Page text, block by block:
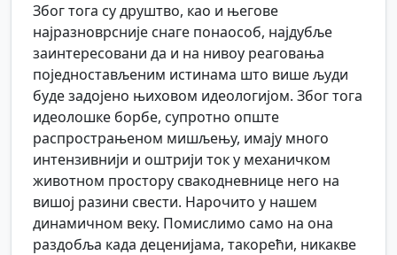
Због тога су друштво, као и његове
најразноврсније снаге понаособ, најдубље
заинтересовани да и на нивоу реаговања
поједностављеним истинама што више људи
буде задојено њиховом идеологијом. Због тога
идеолошке борбе, супротно опште
распрострањеном мишљењу, имају много
интензивнији и оштрији ток у механичком
животном простору свакодневнице него на
вишој разини свести. Нарочито у нашем
динамичном веку. Помислимо само на она
раздобља када деценијама, такорећи, никакве